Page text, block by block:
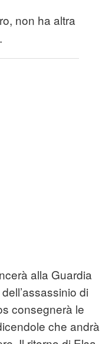
non ha altra
alla Guardia
di
consegnerà le
che andrà